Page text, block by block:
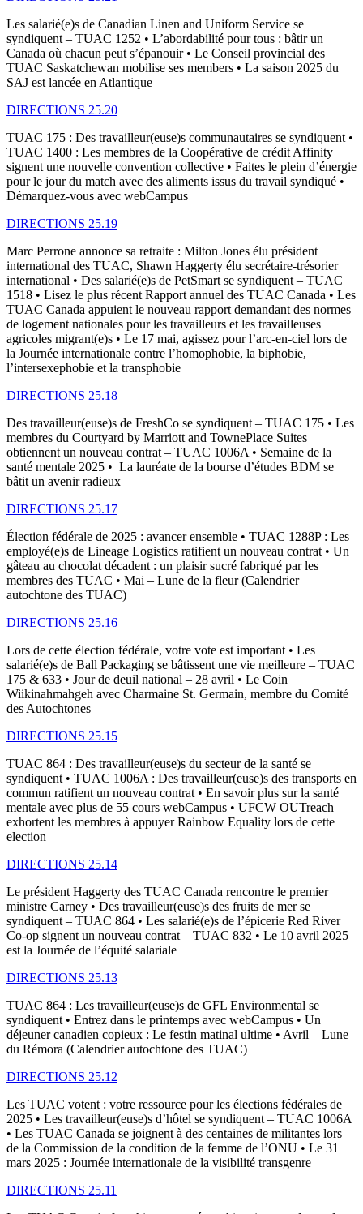
Les salarié(e)s de Canadian Linen and Uniform Service se
syndiquent – TUAC 1252 • L’abordabilité pour tous : bâtir un
Canada où chacun peut s’épanouir • Le Conseil provincial des
TUAC Saskatchewan mobilise ses members • La saison 2025 du
SAJ est lancée en Atlantique
DIRECTIONS 25.20
TUAC 175 : Des travailleur(euse)s communautaires se syndiquent •
TUAC 1400 : Les membres de la Coopérative de crédit Affinity
signent une nouvelle convention collective • Faites le plein d’énergie
pour le jour du match avec des aliments issus du travail syndiqué •
Démarquez-vous avec webCampus
DIRECTIONS 25.19
Marc Perrone annonce sa retraite : Milton Jones élu président
international des TUAC, Shawn Haggerty élu secrétaire-trésorier
international • Des salarié(e)s de PetSmart se syndiquent – TUAC
1518 • Lisez le plus récent Rapport annuel des TUAC Canada • Les
TUAC Canada appuient le nouveau rapport demandant des normes
de logement nationales pour les travailleurs et les travailleuses
agricoles migrant(e)s • Le 17 mai, agissez pour l’arc-en-ciel lors de
la Journée internationale contre l’homophobie, la biphobie,
l’intersexephobie et la transphobie
DIRECTIONS 25.18
Des travailleur(euse)s de FreshCo se syndiquent – TUAC 175 • Les
membres du Courtyard by Marriott and TownePlace Suites
obtiennent un nouveau contrat – TUAC 1006A • Semaine de la
santé mentale 2025 • La lauréate de la bourse d’études BDM se
bâtit un avenir radieux
DIRECTIONS 25.17
Élection fédérale de 2025 : avancer ensemble • TUAC 1288P : Les
employé(e)s de Lineage Logistics ratifient un nouveau contrat • Un
gâteau au chocolat décadent : un plaisir sucré fabriqué par les
membres des TUAC • Mai – Lune de la fleur (Calendrier
autochtone des TUAC)
DIRECTIONS 25.16
Lors de cette élection fédérale, votre vote est important • Les
salarié(e)s de Ball Packaging se bâtissent une vie meilleure – TUAC
175 & 633 • Jour de deuil national – 28 avril • Le Coin
Wiikinahmahgeh avec Charmaine St. Germain, membre du Comité
des Autochtones
DIRECTIONS 25.15
TUAC 864 : Des travailleur(euse)s du secteur de la santé se
syndiquent • TUAC 1006A : Des travailleur(euse)s des transports en
commun ratifient un nouveau contrat • En savoir plus sur la santé
mentale avec plus de 55 cours webCampus • UFCW OUTreach
exhortent les membres à appuyer Rainbow Equality lors de cette
election
DIRECTIONS 25.14
Le président Haggerty des TUAC Canada rencontre le premier
ministre Carney • Des travailleur(euse)s des fruits de mer se
syndiquent – TUAC 864 • Les salarié(e)s de l’épicerie Red River
Co-op signent un nouveau contrat – TUAC 832 • Le 10 avril 2025
est la Journée de l’équité salariale
DIRECTIONS 25.13
TUAC 864 : Les travailleur(euse)s de GFL Environmental se
syndiquent • Entrez dans le printemps avec webCampus • Un
déjeuner canadien copieux : Le festin matinal ultime • Avril – Lune
du Rémora (Calendrier autochtone des TUAC)
DIRECTIONS 25.12
Les TUAC votent : votre ressource pour les élections fédérales de
2025 • Les travailleur(euse)s d’hôtel se syndiquent – TUAC 1006A
• Les TUAC Canada se joignent à des centaines de militantes lors
de la Commission de la condition de la femme de l’ONU • Le 31
mars 2025 : Journée internationale de la visibilité transgenre
DIRECTIONS 25.11